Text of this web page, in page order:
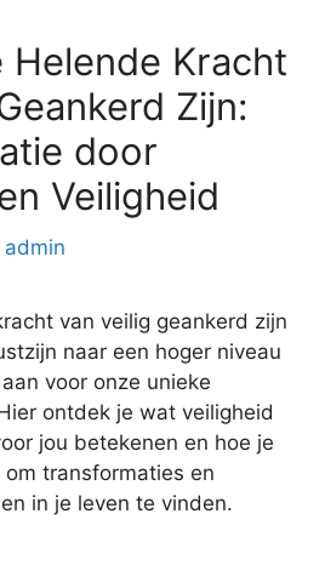
Helende Kracht
Zijn:
door
Veiligheid
admin
van veilig geankerd zijn
naar een hoger niveau
voor onze unieke
ontdek je wat veiligheid
jou betekenen en hoe je
transformaties en
in je leven te vinden.